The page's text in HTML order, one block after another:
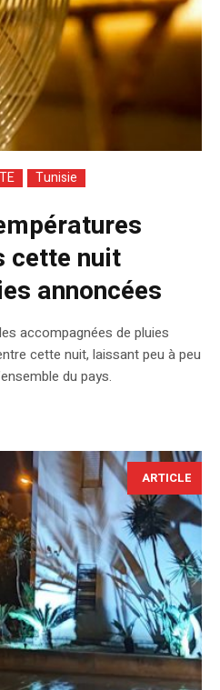
Tunisie
cette nuit
annoncées
accompagnées de pluies
cette nuit, laissant peu à peu
du pays.
ARTICLE